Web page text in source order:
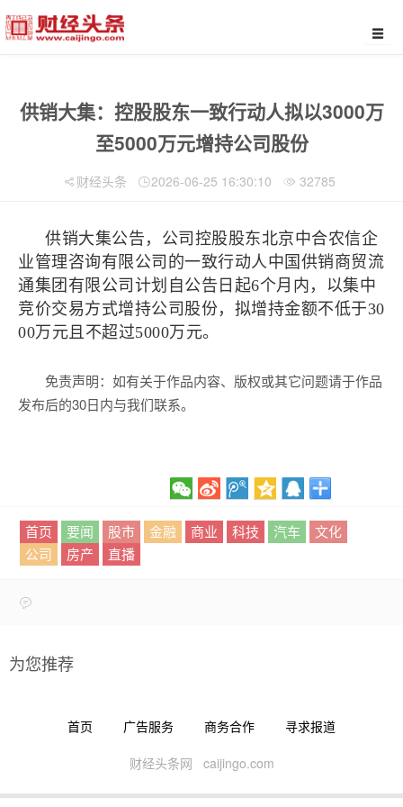
供销大集：控股股东一致行动人拟以3000万
至5000万元增持公司股份
财经头条 2026-06-25 16:30:10 32785
供销大集公告，公司控股股东北京中合农信企
业管理咨询有限公司的一致行动人中国供销商贸流
通集团有限公司计划自公告日起6个月内，以集中
竞价交易方式增持公司股份，拟增持金额不低于30
00万元且不超过5000万元。
免责声明：如有关于作品内容、版权或其它问题请于作品
发布后的30日内与我们联系。
首页 要闻 股市 金融 商业 科技 汽车
文化
公司
房产 直播
为您推荐
首页 广告服务 商务合作 寻求报道
财经头条网 caijingo.com